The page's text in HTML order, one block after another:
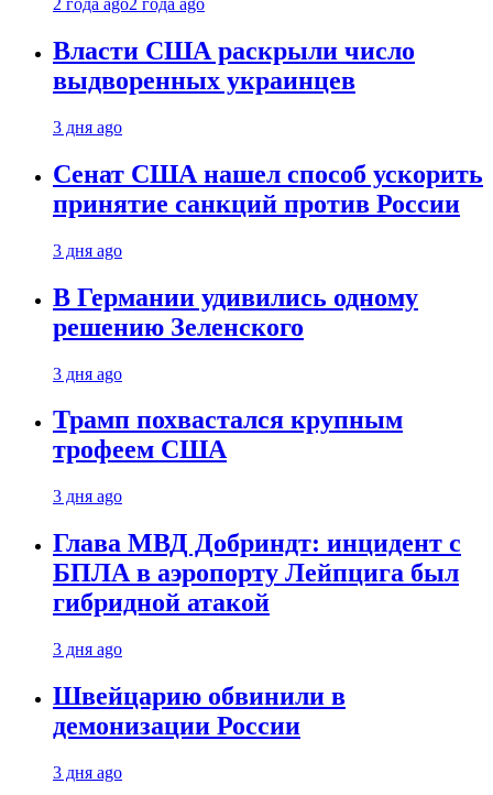
2 года ago2 года ago
Власти США раскрыли число
выдворенных украинцев
3 дня ago
Сенат США нашел способ ускорить
принятие санкций против России
3 дня ago
В Германии удивились одному
решению Зеленского
3 дня ago
Трамп похвастался крупным
трофеем США
3 дня ago
Глава МВД Добриндт: инцидент с
БПЛА в аэропорту Лейпцига был
гибридной атакой
3 дня ago
Швейцарию обвинили в
демонизации России
3 дня ago